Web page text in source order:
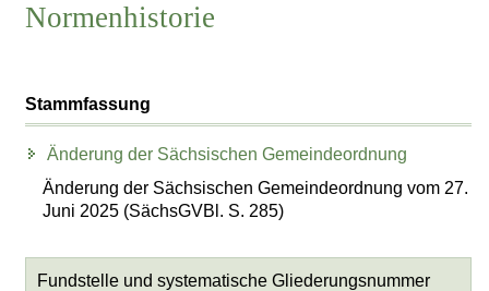
Normenhistorie
Stammfassung
Änderung der Sächsischen Gemeindeordnung
Änderung der Sächsischen Gemeindeordnung vom 27.
Juni 2025 (SächsGVBl. S. 285)
Fundstelle und systematische Gliederungsnummer